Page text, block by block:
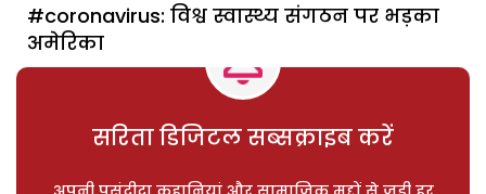
#coronavirus: विश्व स्वास्थ्य संगठन पर भड़का
अमेरिका
सरिता डिजिटल सब्सक्राइब करें